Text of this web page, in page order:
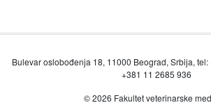
Bulevar oslobođenja 18, 11000 Beograd, Srbija,
+381 11 2685 936
© 2026 Fakultet veterinarske